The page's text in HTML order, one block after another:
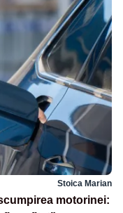
Stoica Marian
motorinei: